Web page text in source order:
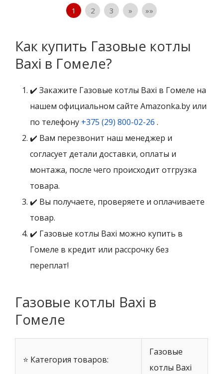
1 2 3 » »»
Как купить Газовые котлы
Baxi в Гомеле?
✔️ Закажите Газовые котлы Baxi в Гомеле на
нашем официальном сайте Amazonka.by или
по телефону +375 (29) 800-02-26 .
✔️ Вам перезвонит наш менеджер и
согласует детали доставки, оплаты и
монтажа, после чего происходит отгрузка
товара.
✔️ Вы получаете, проверяете и оплачиваете
товар.
✔️ Газовые котлы Baxi можно купить в
Гомеле в кредит или рассрочку без
переплат!
Газовые котлы Baxi в
Гомеле
⭐ Категория товаров:
Газовые
котлы Baxi